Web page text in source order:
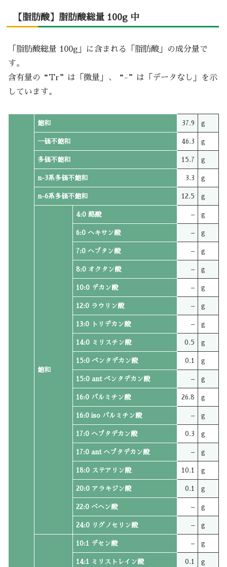
【脂肪酸】脂肪酸総量 100g 中
「脂肪酸総量 100g」に含まれる「脂肪酸」の成分量で
す。
含有量の“Tr”は「微量」、“-”は「データなし」を示
しています。
飽和 37.9 g
一価不飽和 46.3 g
多価不飽和 15.7 g
n-3系多価不飽和 3.3 g
n-6系多価不飽和 12.5 g
飽和
4:0 酪酸 – g
6:0 ヘキサン酸 – g
7:0 ヘプタン酸 – g
8:0 オクタン酸 – g
10:0 デカン酸 – g
12:0 ラウリン酸 – g
13:0 トリデカン酸 – g
14:0 ミリスチン酸 0.5 g
15:0 ペンタデカン酸 0.1 g
15:0 ant ペンタデカン酸 – g
16:0 パルミチン酸 26.8 g
16:0 iso パルミチン酸 – g
17:0 ヘプタデカン酸 0.3 g
17:0 ant ヘプタデカン酸 – g
18:0 ステアリン酸 10.1 g
20:0 アラキジン酸 0.1 g
22:0 ベヘン酸 – g
24:0 リグノセリン酸 – g
10:1 デセン酸 – g
14:1 ミリストレイン酸 0.1 g